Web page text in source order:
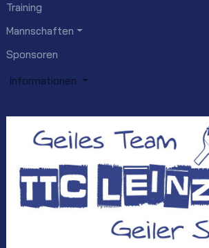
Training
Mannschaften
Sponsoren
Informationen